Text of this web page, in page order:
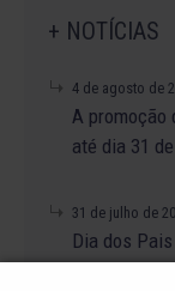
+ NOTÍCIAS
4 de agosto de
A promoção
até dia 31
31 de julho de
Dia dos